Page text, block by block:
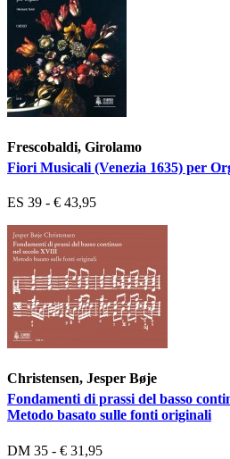
Frescobaldi, Girolamo
Fiori Musicali (Venezia 1635) per
ES 39 - € 43,95
Christensen, Jesper Bøje
Fondamenti di prassi del basso
Metodo basato sulle fonti originali
DM 35 - € 31,95